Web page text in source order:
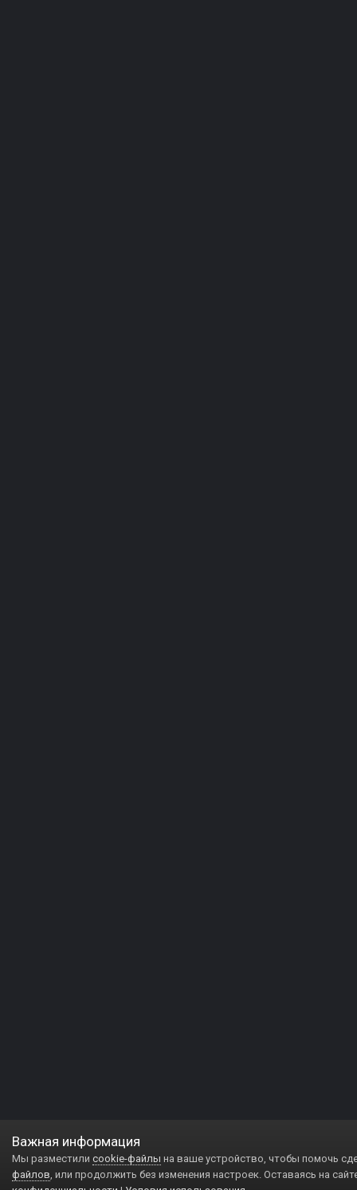
Важная информация
Мы разместили cookie-файлы на ваше устройство, чтобы помочь
файлов, или продолжить без изменения настроек. Оставаясь на